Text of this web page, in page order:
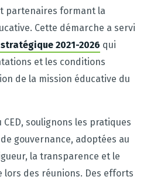
partenaires formant la
Cette démarche a servi
2021-2026 qui
et les conditions
de la mission éducative du
soulignons les pratiques
gouvernance, adoptées au
la transparence et le
lors des réunions. Des efforts